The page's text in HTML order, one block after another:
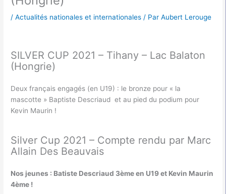
/Actualités nationales et internationales / ParAubert Lerouge
SILVER CUP 2021 – Tihany – Lac Balaton
(Hongrie)
Deux français engagés (en U19) : le bronze pour « la
mascotte » Baptiste Descriaud et au pied du podium pour
Kevin Maurin !
Silver Cup 2021 – Compte rendu par Marc
Allain Des Beauvais
Nos jeunes : Batiste Descriaud 3ème en U19 et Kevin Maurin
4ème !